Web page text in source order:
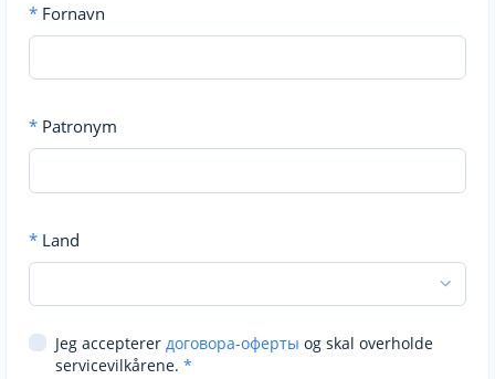
* Fornavn
* Patronym
* Land
Jeg accepterer договора-оферты og skal overholde
servicevilkårene. *